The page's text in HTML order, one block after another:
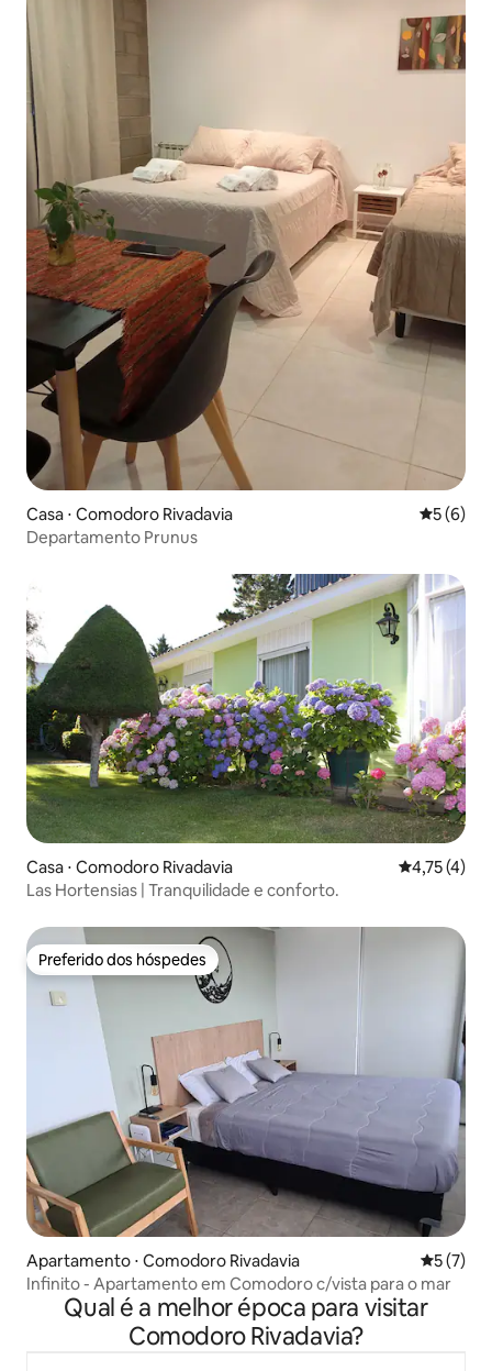
Casa ⋅ Comodoro Rivadavia 5 de
5 (6)
Departamento Prunus
Casa ⋅ Comodoro Rivadavia 4,75 de
4,75 (4)
Las Hortensias | Tranquilidade e conforto.
Preferido dos hóspedes
Preferido dos hóspedes
Apartamento ⋅ Comodoro Rivadavia 5 de
5 (7)
Infinito - Apartamento em Comodoro c/vista para o mar
Qual é a melhor época para visitar
Comodoro Rivadavia?